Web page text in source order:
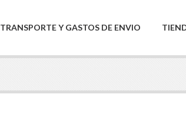
TRANSPORTE Y GASTOS DE ENVIO